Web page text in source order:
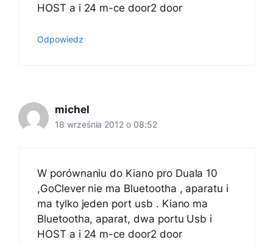
HOST a i 24 m-ce door2 door
Odpowiedz
michel
18 września 2012 o 08:52
W porównaniu do Kiano pro Duala 10
,GoClever nie ma Bluetootha , aparatu i
ma tylko jeden port usb . Kiano ma
Bluetootha, aparat, dwa portu Usb i
HOST a i 24 m-ce door2 door